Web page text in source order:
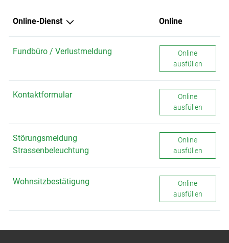
Online-Dienst Online
Fundbüro / Verlustmeldung Fundbüro /
Online
ausfüllen
Kontaktformular
Online
ausfüllen
Störungsmeldung
Strassenbeleuchtung
Online
ausfüllen
Wohnsitzbestätigung
Online
ausfüllen